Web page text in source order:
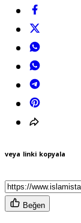
veya linki kopyala
Beğen